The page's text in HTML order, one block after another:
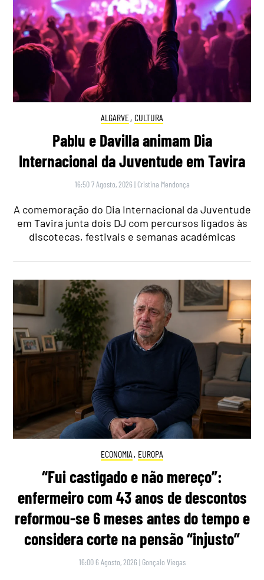
ALGARVE, CULTURA
Pablu e Davilla animam Dia
Internacional da Juventude em Tavira
16:50 7 Agosto, 2026 | Cristina Mendonça
A comemoração do Dia Internacional da Juventude
em Tavira junta dois DJ com percursos ligados às
discotecas, festivais e semanas académicas
ECONOMIA , EUROPA
“Fui castigado e não mereço”:
enfermeiro com 43 anos de descontos
reformou-se 6 meses antes do tempo e
considera corte na pensão “injusto”
16:00 6 Agosto, 2026 | Gonçalo Viegas